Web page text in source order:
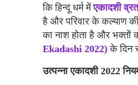
कि हिन्दू धर्म मेंएकादशी व्रत
है और परिवार के कल्याण की
का नाश होता है और भक्तों
Ekadashi 2022) के दिन
उत्पन्ना एकादशी 2022